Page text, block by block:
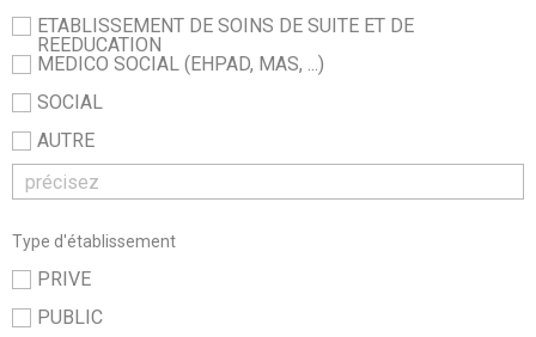
ETABLISSEMENT DE SOINS DE SUITE ET DE
REEDUCATION
MEDICO SOCIAL (EHPAD, MAS, ...)
SOCIAL
AUTRE
Type d'établissement
PRIVE
PUBLIC